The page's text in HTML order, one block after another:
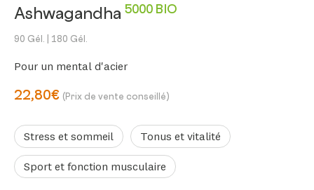
Ashwagandha 5000 BIO
90 Gél. | 180 Gél.
Pour un mental d'acier
22,80€ (Prix de vente conseillé)
Stress et sommeil Tonus et vitalité
Sport et fonction musculaire